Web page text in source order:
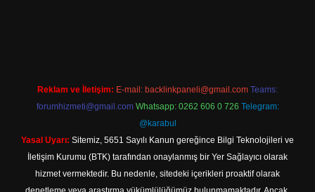
Reklam ve İletişim: E-mail: backlinkpaneli@gmail.com Teams:
forumhizmeti@gmail.com Whatsapp: 0262 606 0 726 Telegram:
@karabul
Yasal Uyarı: Sitemiz, 5651 Sayılı Kanun gereğince Bilgi Teknolojileri ve
İletişim Kurumu (BTK) tarafından onaylanmış bir Yer Sağlayıcı olarak
hizmet vermektedir. Bu nedenle, sitedeki içerikleri proaktif olarak